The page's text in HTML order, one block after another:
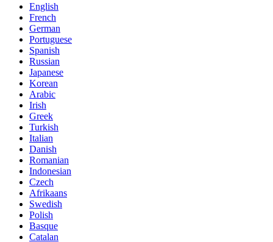
English
French
German
Portuguese
Spanish
Russian
Japanese
Korean
Arabic
Irish
Greek
Turkish
Italian
Danish
Romanian
Indonesian
Czech
Afrikaans
Swedish
Polish
Basque
Catalan